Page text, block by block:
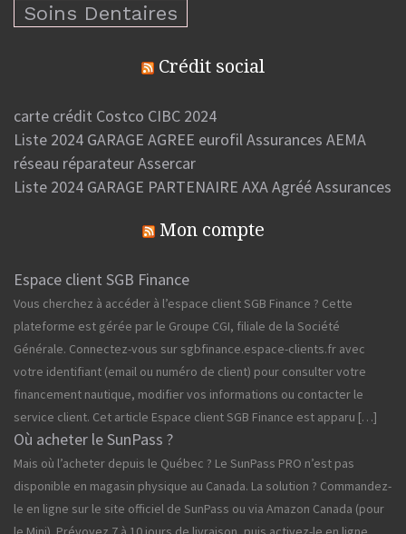
Soins Dentaires
Crédit social
carte crédit Costco CIBC 2024
Liste 2024 GARAGE AGREE eurofil Assurances AEMA
réseau réparateur Assercar
Liste 2024 GARAGE PARTENAIRE AXA Agréé Assurances
Mon compte
Espace client SGB Finance
Vous cherchez à accéder à l’espace client SGB Finance ? Cette
plateforme est gérée par le Groupe CGI, filiale de la Société
Générale. Connectez-vous sur sgbfinance.espace-clients.fr avec
votre identifiant (email ou numéro de client) pour consulter votre
financement nautique, modifier vos informations ou contacter le
service client. Cet article Espace client SGB Finance est apparu […]
Où acheter le SunPass ?
Mais où l’acheter depuis le Québec ? Le SunPass PRO n’est pas
disponible en magasin physique au Canada. La solution ? Commandez-
le en ligne sur le site officiel de SunPass ou via Amazon Canada (pour